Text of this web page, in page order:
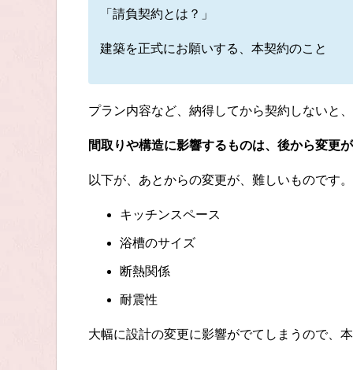
「請負契約とは？」
建築を正式にお願いする、本契約のこと
プラン内容など、納得してから契約しないと
間取りや構造に影響するものは、後から変更
以下が、あとからの変更が、難しいものです。
キッチンスペース
浴槽のサイズ
断熱関係
耐震性
大幅に設計の変更に影響がでてしまうので、